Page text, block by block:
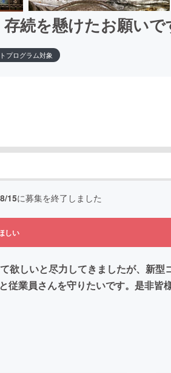
続を懸けたお願いで
プログラム対象
15に募集を終了しました
しい
欲しいと尽力してきましたが、新型
業員さんを守りたいです。是非皆